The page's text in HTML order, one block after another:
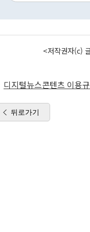
<저작권자(c)
디지털뉴스콘텐츠 이용
뒤로가기